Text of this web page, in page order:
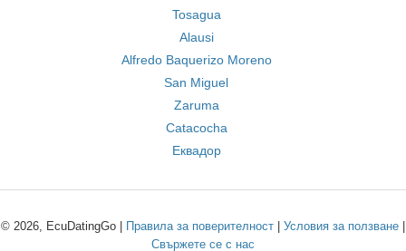
Tosagua
Alausi
Alfredo Baquerizo Moreno
San Miguel
Zaruma
Catacocha
Еквадор
© 2026, EcuDatingGo | Правила за поверителност Условия за ползване
Свържете се с нас